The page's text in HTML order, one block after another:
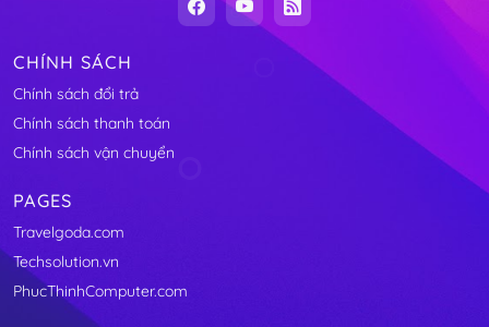
CHÍNH SÁCH
Chính sách đổi trả
Chính sách thanh toán
Chính sách vận chuyển
PAGES
Travelgoda.com
Techsolution.vn
PhucThinhComputer.com